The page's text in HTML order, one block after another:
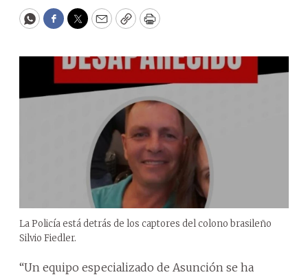
WhatsApp
Facebook
Twitter
EmailCopyPrint
La Policía está detrás de los captores del colono brasileño
Silvio Fiedler.
“Un equipo especializado de Asunción se ha